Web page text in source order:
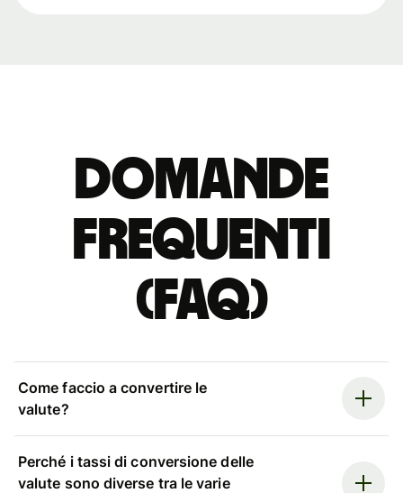
Domande
Frequenti
(FAQ)
Come faccio a convertire le
valute?
Perché i tassi di conversione delle
valute sono diverse tra le varie